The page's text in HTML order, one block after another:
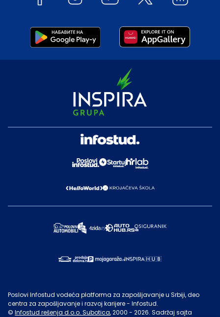
Poslovi Infostud vodeća platforma za zapošljavanje u Srbiji, deo
centra za zapošljavanje i razvoj karijere - Infostud.
© Infostud rešenja d.o.o. Subotica, 2000 - 2026. Sadržaj sajta